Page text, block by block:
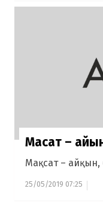
Мақсат –
Мақсат –
25/05/2019 07:25